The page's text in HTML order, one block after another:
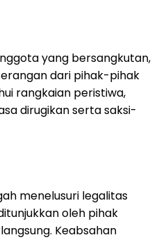
yang bersangkutan,
dari pihak-pihak
rangkaian peristiwa,
dirugikan serta saksi-
menelusuri legalitas
oleh pihak
Keabsahan